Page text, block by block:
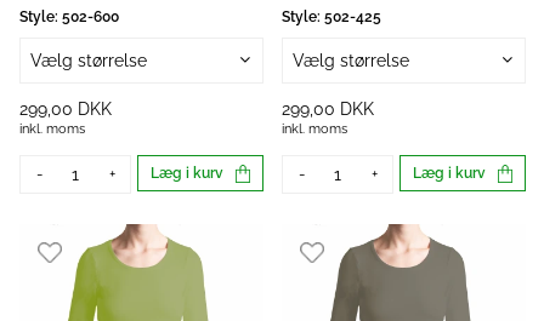
Style: 502-600
Vælg størrelse
299,00 DKK
inkl. moms
- + Læg i kurv
Style: 502-425
Vælg størrelse
299,00 DKK
inkl. moms
- + Læg i kurv